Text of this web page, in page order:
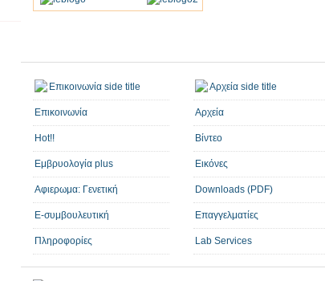
Επικοινωνία
Hot!!
Εμβρυολογία plus
Αφιερωμα: Γενετική
E-συμβουλευτική
Πληροφορίες
Αρχεία
Βίντεο
Εικόνες
Downloads (PDF)
Επαγγελματίες
Lab Services